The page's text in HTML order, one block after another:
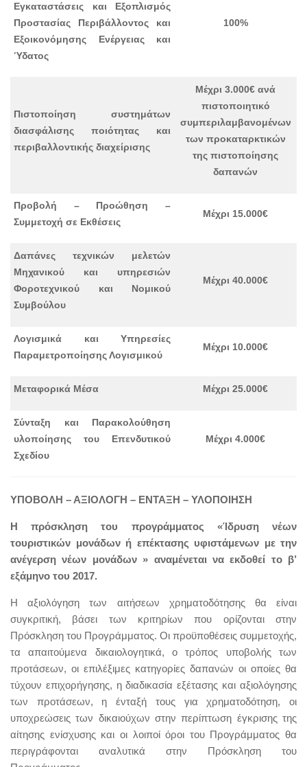
Εγκαταστάσεις και Εξοπλισμός
Προστασίας Περιβάλλοντος και
Εξοικονόμησης Ενέργειας και
Ύδατος
100%
Πιστοποίηση συστημάτων
διασφάλισης ποιότητας και
περιβαλλοντικής διαχείρισης
Μέχρι 3.000€ ανά
πιστοποιητικό
συμπεριλαμβανομένων
των προκαταρκτικών
της πιστοποίησης
δαπανών
Προβολή – Προώθηση –
Συμμετοχή σε Εκθέσεις
Μέχρι 15.000€
Δαπάνες τεχνικών μελετών
Μηχανικού και υπηρεσιών
Φοροτεχνικού και Νομικού
Συμβούλου
Μέχρι 40.000€
Λογισμικά και Υπηρεσίες
Παραμετροποίησης Λογισμικού
Μέχρι 10.000€
Μεταφορικά Μέσα Μέχρι 25.000€
Σύνταξη και Παρακολούθηση
υλοποίησης του Επενδυτικού
Σχεδίου
Μέχρι 4.000€
ΥΠΟΒΟΛΗ – ΑΞΙΟΛΟΓΗ – ΕΝΤΑΞΗ – ΥΛΟΠΟΙΗΣΗ
Η πρόσκληση του προγράμματος «Ίδρυση νέων
τουριστικών μονάδων ή επέκτασης υφιστάμενων με την
ανέγερση νέων μονάδων » αναμένεται να εκδοθεί το β’
εξάμηνο του 2017.
Η αξιολόγηση των αιτήσεων χρηματοδότησης θα είναι
συγκριτική, βάσει των κριτηρίων που ορίζονται στην
Πρόσκληση του Προγράμματος. Οι προϋποθέσεις συμμετοχής,
τα απαιτούμενα δικαιολογητικά, ο τρόπος υποβολής των
προτάσεων, οι επιλέξιμες κατηγορίες δαπανών οι οποίες θα
τύχουν επιχορήγησης, η διαδικασία εξέτασης και αξιολόγησης
των προτάσεων, η ένταξή τους για χρηματοδότηση, οι
υποχρεώσεις των δικαιούχων στην περίπτωση έγκρισης της
αίτησης ενίσχυσης και οι λοιποί όροι του Προγράμματος θα
περιγράφονται αναλυτικά στην Πρόσκληση του